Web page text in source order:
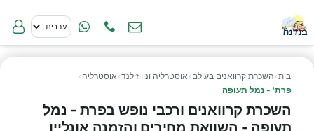
בית› השכרת קרוואנים בעולם › אוסטרליה וניו זילנד› אוסטרליה ›
פרת' - נמל תעופה
השכרת קרוואנים ורכבי נופש בפרת - נמל
תעופה - השוואת מחירים והזמנה אונליין